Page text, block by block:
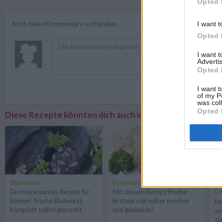
I want
Opted
I want
Opted
I want
of my
was
Opted
Noch keine Kommentare vorhanden.
Diese Rezepte könnten dich auch interessieren
Blutwurst
Ein interessantes Rezept für
Könner: frische Blutwurst,
komplett selbst gemacht.
Bratwürstel
Mit diesem Rezept frische
Bratwürstel selber machen
und genießen!